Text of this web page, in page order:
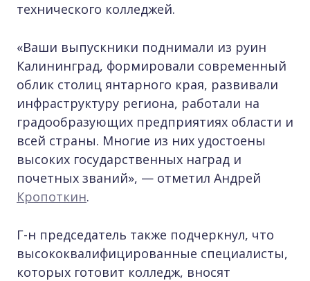
технического колледжей.
«Ваши выпускники поднимали из руин
Калининград, формировали современный
облик столиц янтарного края, развивали
инфраструктуру региона, работали на
градообразующих предприятиях области и
всей страны. Многие из них удостоены
высоких государственных наград и
почетных званий», — отметил Андрей
Кропоткин.
Г-н председатель также подчеркнул, что
высококвалифицированные специалисты,
которых готовит колледж, вносят